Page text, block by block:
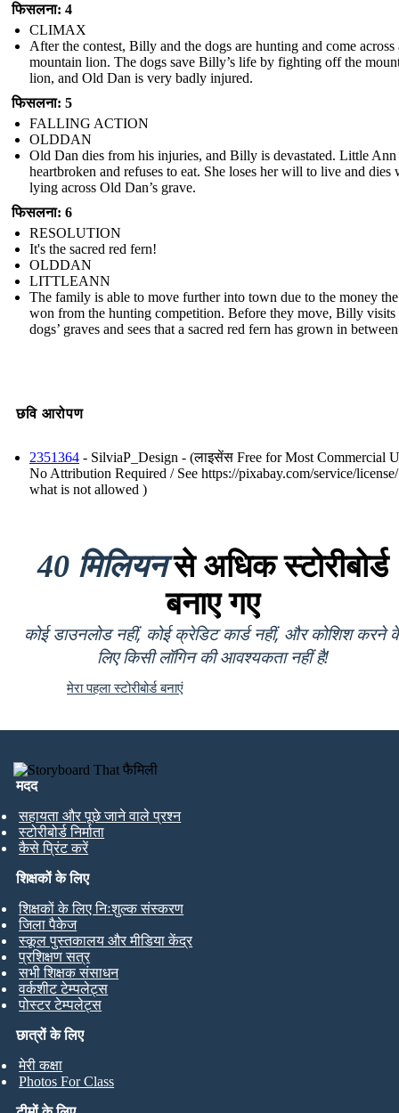
फिसलना: 4
CLIMAX
After the contest, Billy and the dogs are hunting and come across
mountain lion. The dogs save Billy’s life by fighting off the
lion, and Old Dan is very badly injured.
फिसलना: 5
FALLING ACTION
OLDDAN
Old Dan dies from his injuries, and Billy is devastated. Little Ann
heartbroken and refuses to eat. She loses her will to live and dies
lying across Old Dan’s grave.
फिसलना: 6
RESOLUTION
It's the sacred red fern!
OLDDAN
LITTLEANN
The family is able to move further into town due to the money
won from the hunting competition. Before they move, Billy visits
dogs’ graves and sees that a sacred red fern has grown in
छवि आरोपण
2351364 - SilviaP_Design - (लाइसेंस Free for Most Commercial
No Attribution Required / See https://pixabay.com/service/
what is not allowed )
40 मिलियनसे अधिक स्टोरीबोर्ड
बनाए गए
कोई डाउनलोड नहीं, कोई क्रेडिट कार्ड नहीं, और कोशिश करने
लिए किसी लॉगिन की आवश्यकता नहीं है!
मेरा पहला स्टोरीबोर्ड बनाएं
मदद
सहायता और पूछे जाने वाले प्रश्न
स्टोरीबोर्ड निर्माता
कैसे प्रिंट करें
छात्रों के लिए
मेरी कक्षा
Photos For Class
शिक्षकों के लिए
शिक्षकों के लिए निःशुल्क संस्करण
जिला पैकेज
स्कूल पुस्तकालय और मीडिया केंद्र
प्रशिक्षण सत्र
सभी शिक्षक संसाधन
वर्कशीट टेम्पलेट्स
पोस्टर टेम्पलेट्स